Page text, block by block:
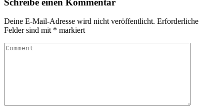
Deine E-Mail-Adresse wird nicht veröffentlicht. Erforderliche
Felder sind mit * markiert